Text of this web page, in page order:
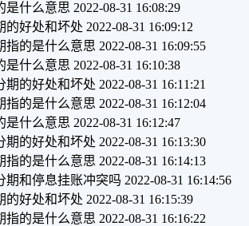
是什么意思 2022-08-31 16:08:29
的好处和坏处 2022-08-31 16:09:12
指的是什么意思 2022-08-31 16:09:55
是什么意思 2022-08-31 16:10:38
期的好处和坏处 2022-08-31 16:11:21
指的是什么意思 2022-08-31 16:12:04
是什么意思 2022-08-31 16:12:47
期的好处和坏处 2022-08-31 16:13:30
指的是什么意思 2022-08-31 16:14:13
期和停息挂账冲突吗 2022-08-31 16:14:56
的好处和坏处 2022-08-31 16:15:39
指的是什么意思 2022-08-31 16:16:22